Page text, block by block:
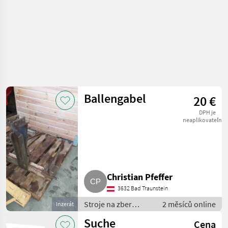
Inzerát
Ballengabel 20 €
DPH je
neaplikovateľné
Christian Pfeffer
3632 Bad Traunstein
Stroje na zber
objemových krmív /
transportéry
2 měsíců online
Suche
Cena